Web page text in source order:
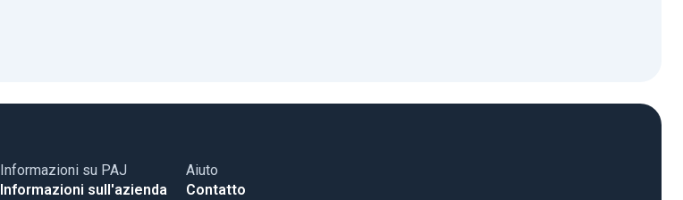
Informazioni su PAJ
Informazioni sull'azienda
Aiuto
Contatto